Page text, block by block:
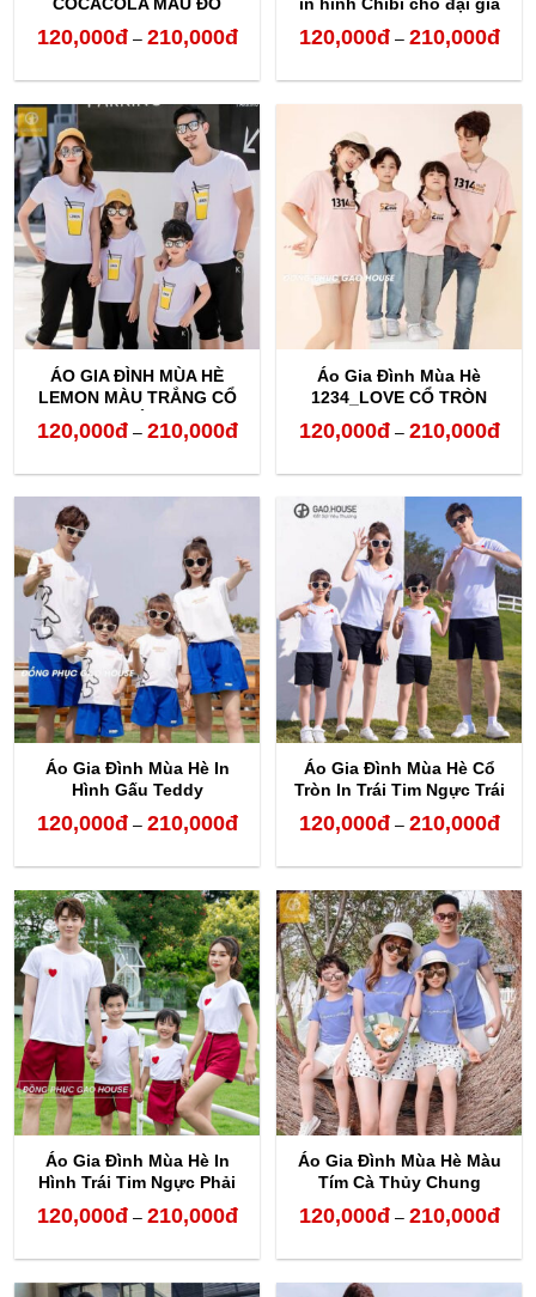
COCACOLA MÀU ĐỎ
120,000đ – 210,000đKhoảng
từ
120,000đ
210,000đ
in hình Chibi cho đại gia
đình
120,000đ – 210,000đ
từ
ÁO GIA ĐÌNH MÙA HÈ
LEMON MÀU TRẮNG CỔ
TRÒN
120,000đ – 210,000đKhoảng
từ
đến
210,000đ
Áo Gia Đình Mùa Hè
1234_LOVE CỔ TRÒN
120,000đ – 210,000đ
từ
đến
Áo Gia Đình Mùa Hè In
Hình Gấu Teddy
120,000đ – 210,000đKhoảng
từ
120,000đ
đến
210,000đ
Áo Gia Đình Mùa Hè Cổ
Tròn In Trái Tim Ngực Trái
120,000đ – 210,000đ
từ
đến
Áo Gia Đình Mùa Hè In
Hình Trái Tim Ngực Phải
120,000đ – 210,000đKhoảng
từ
Áo Gia Đình Mùa Hè Màu
Tím Cà Thủy Chung
120,000đ – 210,000đ
từ